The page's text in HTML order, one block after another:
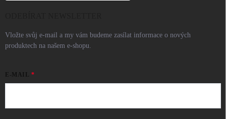
Vložte svůj e-mail a my vám budeme zasílat informace o nových
produktech na našem e-shopu.
E-MAIL